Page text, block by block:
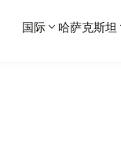
国际 哈萨克斯坦